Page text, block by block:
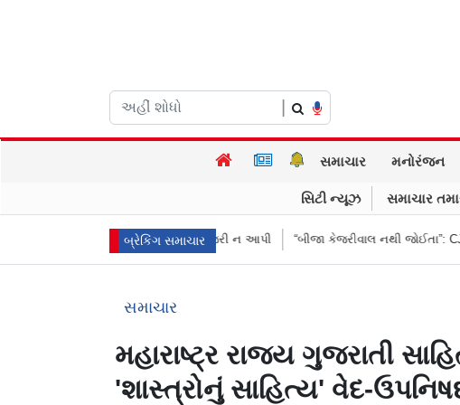
સમાચાર મનોરંજન
સિટી ન્યૂઝ સમાચાર
બ્રેકિંગ સમાચાર
પૈસા મોકલાવ્યા પણ હાજરી ન આપી “બીજા કેજરીવાલ નથી જોઈતા”: CJPના
સમાચાર
મહારાષ્ટ્ર રાજ્ય ગુજરાતી
'શાસ્ત્રોનું સાહિત્ય' વેદ-